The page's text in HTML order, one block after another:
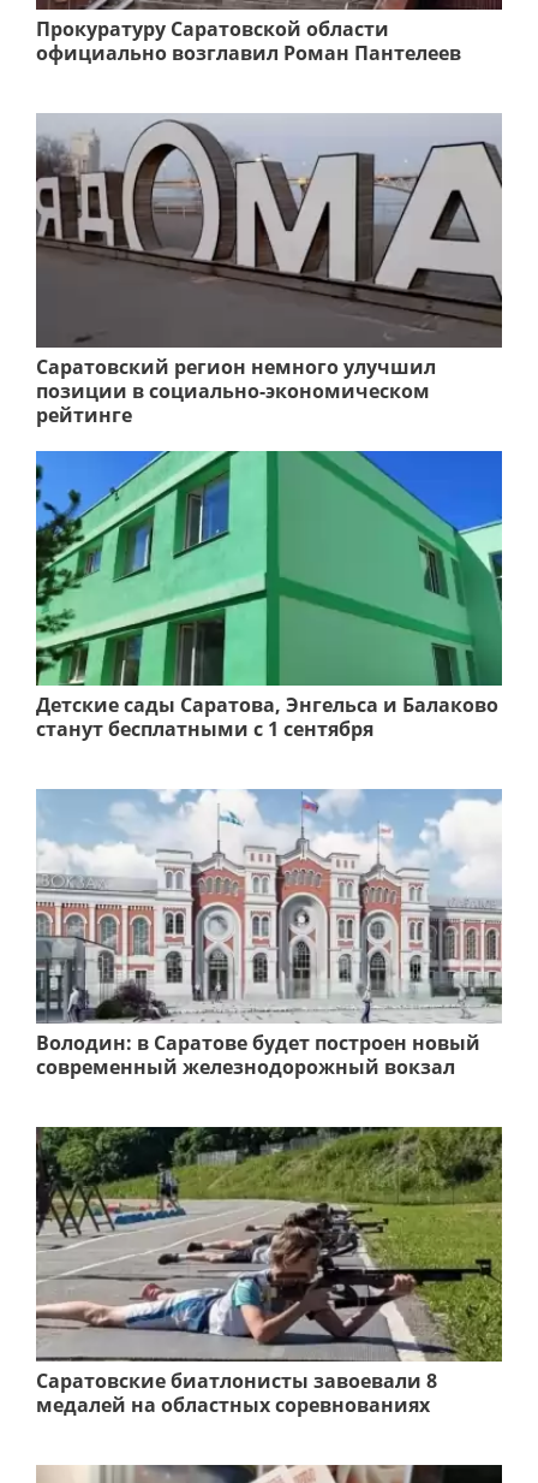
Прокуратуру Саратовской области
официально возглавил Роман Пантелеев
Саратовский регион немного улучшил
позиции в социально-экономическом
рейтинге
Детские сады Саратова, Энгельса и Балаково
станут бесплатными с 1 сентября
Володин: в Саратове будет построен новый
современный железнодорожный вокзал
Саратовские биатлонисты завоевали 8
медалей на областных соревнованиях